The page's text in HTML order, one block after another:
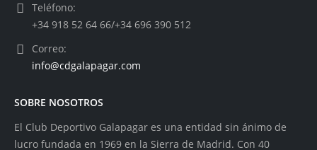
Teléfono:
+34 918 52 64 66/+34 696 390 512
Correo:
info@cdgalapagar.com
SOBRE NOSOTROS
El Club Deportivo Galapagar es una entidad sin ánimo de
lucro fundada en 1969 en la Sierra de Madrid. Con 40